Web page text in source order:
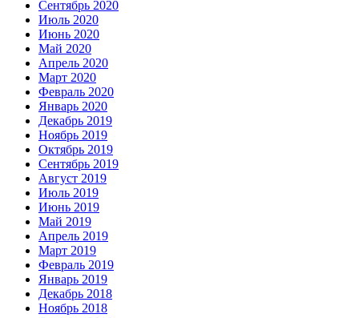
Сентябрь 2020
Июль 2020
Июнь 2020
Май 2020
Апрель 2020
Март 2020
Февраль 2020
Январь 2020
Декабрь 2019
Ноябрь 2019
Октябрь 2019
Сентябрь 2019
Август 2019
Июль 2019
Июнь 2019
Май 2019
Апрель 2019
Март 2019
Февраль 2019
Январь 2019
Декабрь 2018
Ноябрь 2018